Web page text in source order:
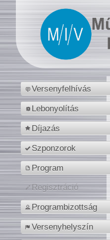
Versenyfelhívás
Lebonyolítás
Díjazás
Szponzorok
Program
Regisztráció
Programbizottság
Versenyhelyszín